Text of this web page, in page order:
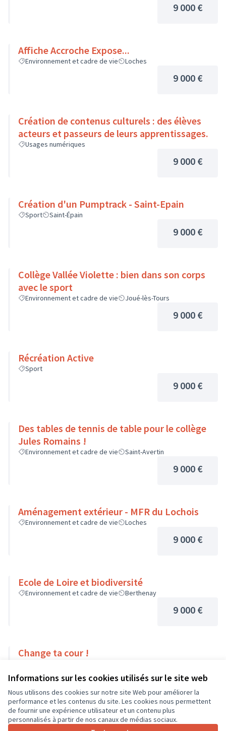
Informations sur les cookies utilisés sur le site web
Nous utilisons des cookies sur notre site Web pour améliorer la
performance et les contenus du site. Les cookies nous permettent
de fournir une expérience utilisateur et un contenu plus
personnalisés à partir de nos canaux de médias sociaux.
9 000 €
Affiche Accroche Expose...
Environnement et cadre de vie Loches
9 000 €
Création de contenus culturels : des élèves
acteurs et passeurs de leurs apprentissages.
Usages numériques
9 000 €
Création d'un Pumptrack - Saint-Epain
Sport Saint-Épain
9 000 €
Collège Vallée Violette : bien dans son corps
avec le sport
Environnement et cadre de vie Joué-lès-Tours
9 000 €
Récréation Active
Sport
9 000 €
Des tables de tennis de table pour le collège
Jules Romains !
Environnement et cadre de vie Saint-Avertin
9 000 €
Aménagement extérieur - MFR du Lochois
Environnement et cadre de vie Loches
9 000 €
Ecole de Loire et biodiversité
Environnement et cadre de vie Berthenay
9 000 €
Change ta cour !
9 000 €